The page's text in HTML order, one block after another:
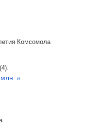
Комсомола
a